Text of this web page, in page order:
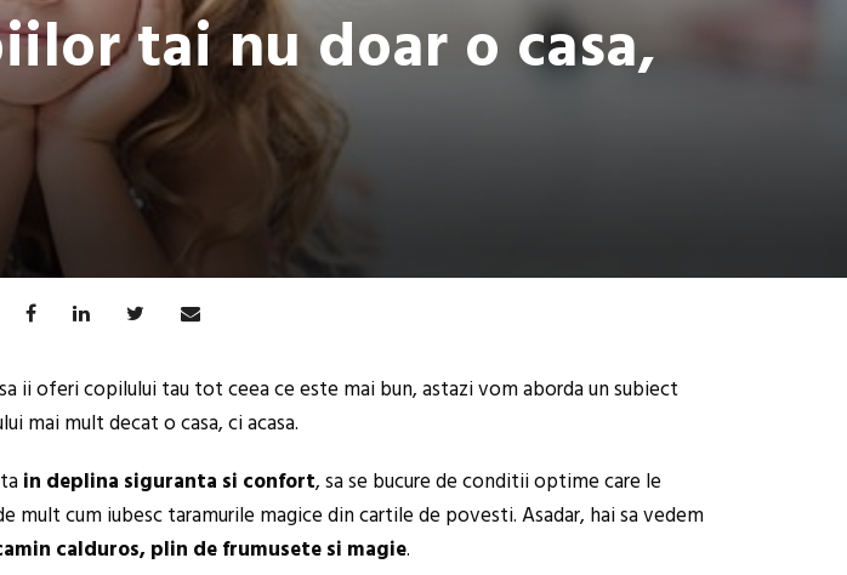
tai nu doar o casa,
ii oferi copilului tau tot ceea ce este mai bun, astazi vom aborda un subiect
mai mult decat o casa, ci acasa.
in deplina siguranta si confort, sa se bucure de conditii optime care le
mult cum iubesc taramurile magice din cartile de povesti. Asadar, hai sa vedem
calduros, plin de frumusete si magie.